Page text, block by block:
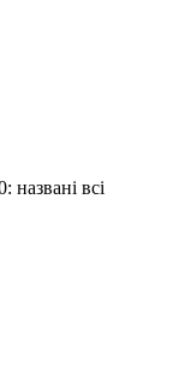
названі всі